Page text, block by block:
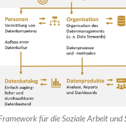
für die Soziale Arbeit und